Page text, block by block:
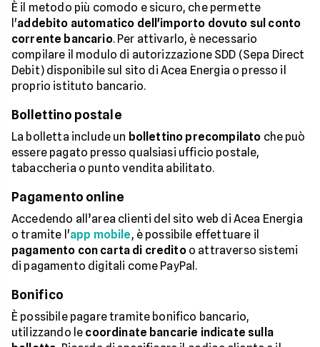
È il metodo più comodo e sicuro, che permette
l'addebito automatico dell'importo dovuto sul conto
corrente bancario. Per attivarlo, è necessario
compilare il modulo di autorizzazione SDD (Sepa Direct
Debit) disponibile sul sito di Acea Energia o presso il
proprio istituto bancario.
Bollettino postale
La bolletta include un bollettino precompilato che può
essere pagato presso qualsiasi ufficio postale,
tabaccheria o punto vendita abilitato.
Pagamento online
Accedendo all’area clienti del sito web di Acea Energia
o tramite l'app mobile, è possibile effettuare il
pagamento con carta di creditoo attraverso sistemi
di pagamento digitali come PayPal.
Bonifico
È possibile pagare tramite bonifico bancario,
utilizzando le coordinate bancarie indicate sulla